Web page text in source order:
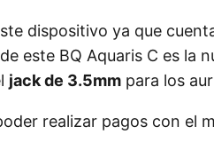
dispositivo ya que
este BQ Aquaris C es la
jack de 3.5mm para los
realizar pagos con el